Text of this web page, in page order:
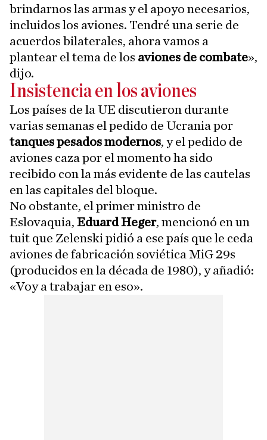
brindarnos las armas y el apoyo necesarios,
incluidos los aviones. Tendré una serie de
acuerdos bilaterales, ahora vamos a
plantear el tema de los aviones de combate»,
dijo.
Insistencia en los aviones
Los países de la UE discutieron durante
varias semanas el pedido de Ucrania por
tanques pesados modernos, y el pedido de
aviones caza por el momento ha sido
recibido con la más evidente de las cautelas
en las capitales del bloque.
No obstante, el primer ministro de
Eslovaquia, Eduard Heger, mencionó en un
tuit que Zelenski pidió a ese país que le ceda
aviones de fabricación soviética MiG 29s
(producidos en la década de 1980), y añadió:
«Voy a trabajar en eso».